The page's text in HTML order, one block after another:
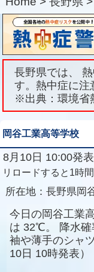
長野県では、
す。熱中症に注
※出典：環境省
岡谷工業高等学校
8月10日 10:00発表
リロードすると1時
所在地： 長野県岡
今日の岡谷工業
は 32℃。 降水
袖や薄手のシャ
10日 10時発表）